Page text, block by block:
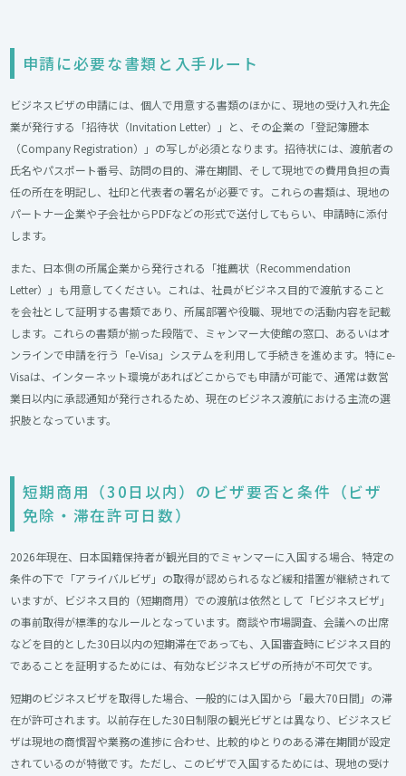
申請に必要な書類と入手ルート
ビジネスビザの申請には、個人で用意する書類のほかに、現地の受け入れ先企
業が発行する「招待状（Invitation Letter）」と、その企業の「登記簿謄本
（Company Registration）」の写しが必須となります。招待状には、渡航者の
氏名やパスポート番号、訪問の目的、滞在期間、そして現地での費用負担の責
任の所在を明記し、社印と代表者の署名が必要です。これらの書類は、現地の
パートナー企業や子会社からPDFなどの形式で送付してもらい、申請時に添付
します。
また、日本側の所属企業から発行される「推薦状（Recommendation
Letter）」も用意してください。これは、社員がビジネス目的で渡航すること
を会社として証明する書類であり、所属部署や役職、現地での活動内容を記載
します。これらの書類が揃った段階で、ミャンマー大使館の窓口、あるいはオ
ンラインで申請を行う「e-Visa」システムを利用して手続きを進めます。特にe-
Visaは、インターネット環境があればどこからでも申請が可能で、通常は数営
業日以内に承認通知が発行されるため、現在のビジネス渡航における主流の選
択肢となっています。
短期商用（30日以内）のビザ要否と条件（ビザ
免除・滞在許可日数）
2026年現在、日本国籍保持者が観光目的でミャンマーに入国する場合、特定の
条件の下で「アライバルビザ」の取得が認められるなど緩和措置が継続されて
いますが、ビジネス目的（短期商用）での渡航は依然として「ビジネスビザ」
の事前取得が標準的なルールとなっています。商談や市場調査、会議への出席
などを目的とした30日以内の短期滞在であっても、入国審査時にビジネス目的
であることを証明するためには、有効なビジネスビザの所持が不可欠です。
短期のビジネスビザを取得した場合、一般的には入国から「最大70日間」の滞
在が許可されます。以前存在した30日制限の観光ビザとは異なり、ビジネスビ
ザは現地の商慣習や業務の進捗に合わせ、比較的ゆとりのある滞在期間が設定
されているのが特徴です。ただし、このビザで入国するためには、現地の受け